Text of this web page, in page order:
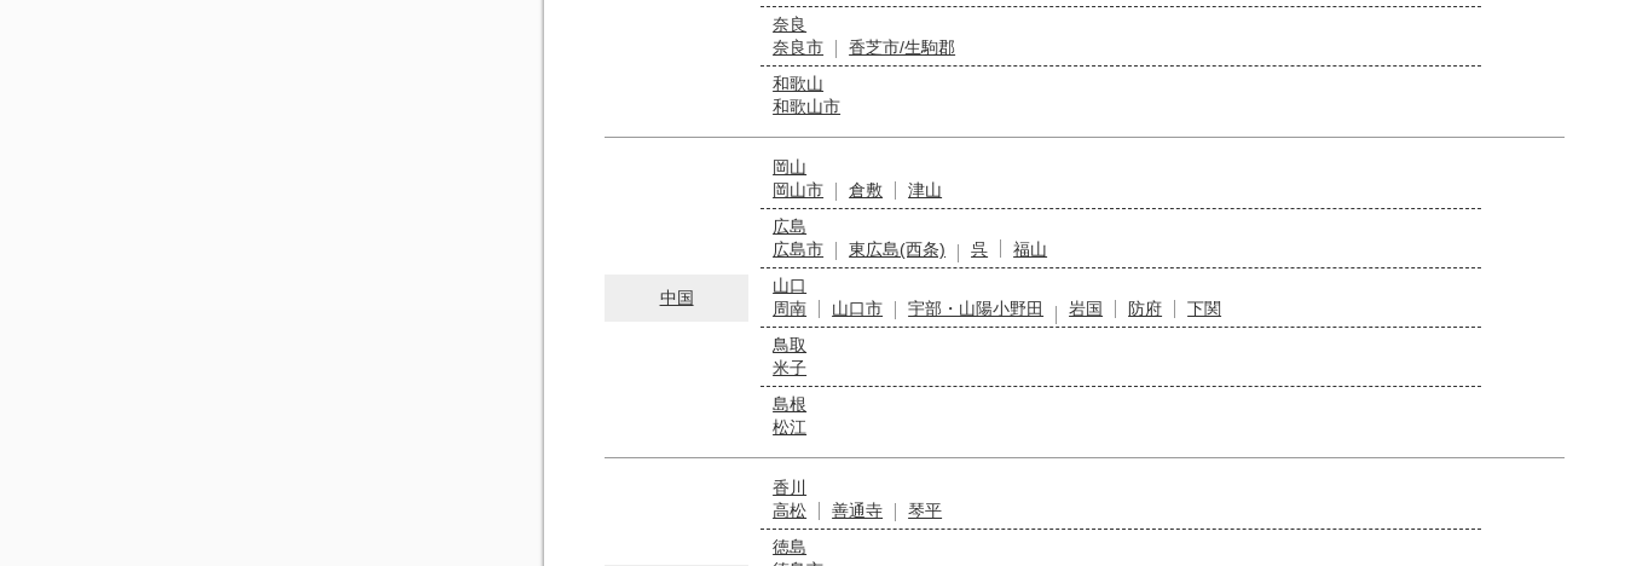
奈良
奈良市
香芝市/生駒郡
和歌山
和歌山市
中国
岡山
岡山市
倉敷
津山
広島
広島市
東広島(西条) 呉
福山
山口
周南
山口市 宇部・山陽小野田 岩国 防府
下関
鳥取
米子
島根
松江
香川
高松
善通寺
琴平
徳島